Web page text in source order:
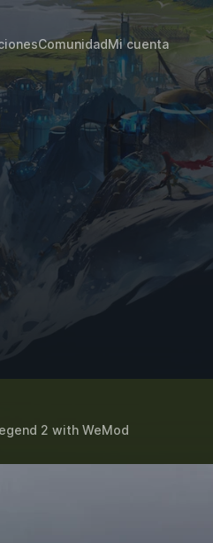
ComunidadMi cuenta
2 with WeMod